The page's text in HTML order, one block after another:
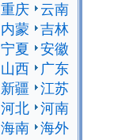
重庆 云南
内蒙 吉林
宁夏 安徽
山西
广东
新疆 江苏
河北 河南
海南 海外